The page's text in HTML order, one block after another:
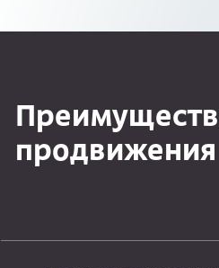
продвижения